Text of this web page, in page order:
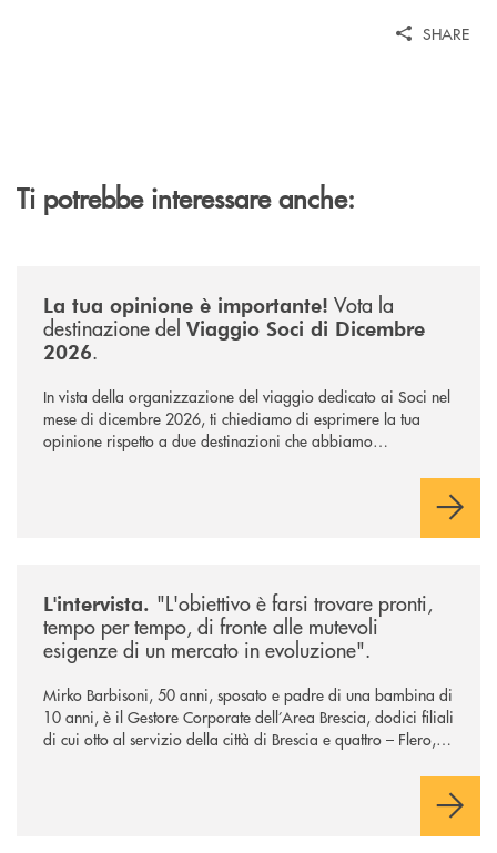
SHARE
Ti potrebbe interessare anche:
La tua opinione è importante! Vota la
destinazione del Viaggio Soci di Dicembre
2026.
In vista della organizzazione del viaggio dedicato ai Soci nel
mese di dicembre 2026, ti chiediamo di esprimere la tua
opinione rispetto a due destinazioni che abbiamo
L'intervista. "L'obiettivo è farsi trovare pronti,
tempo per tempo, di fronte alle mutevoli
esigenze di un mercato in evoluzione".
Mirko Barbisoni, 50 anni, sposato e padre di una bambina di
10 anni, è il Gestore Corporate dell’Area Brescia, dodici filiali
di cui otto al servizio della città di Brescia e quattro – Flero,